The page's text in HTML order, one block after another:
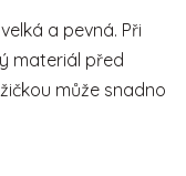
a pevná. Při
materiál před
může snadno